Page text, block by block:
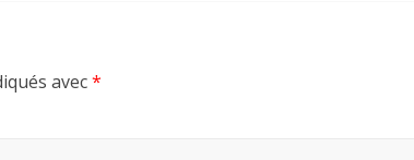
avec*